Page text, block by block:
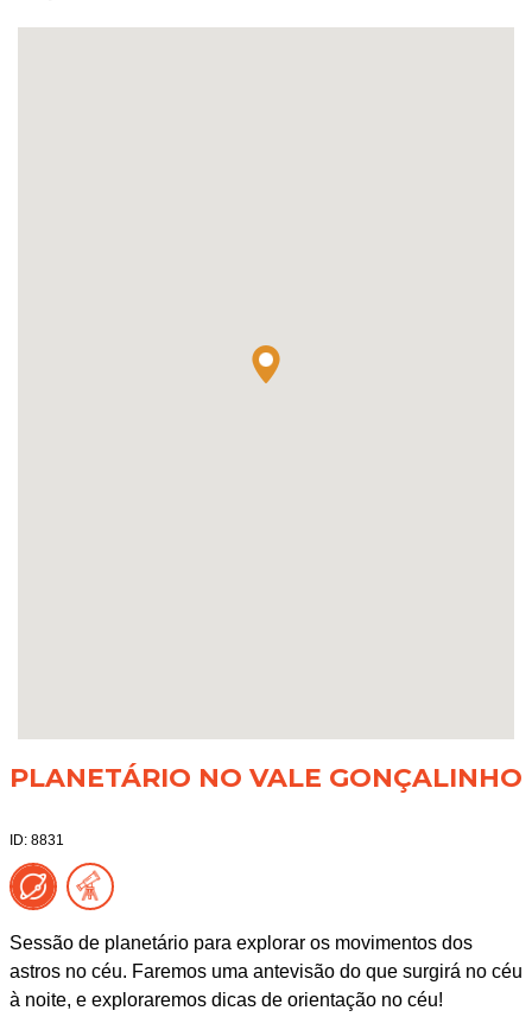
PLANETÁRIO NO VALE GONÇALINHO
ID: 8831
Sessão de planetário para explorar os movimentos dos
astros no céu. Faremos uma antevisão do que surgirá no céu
à noite, e exploraremos dicas de orientação no céu!